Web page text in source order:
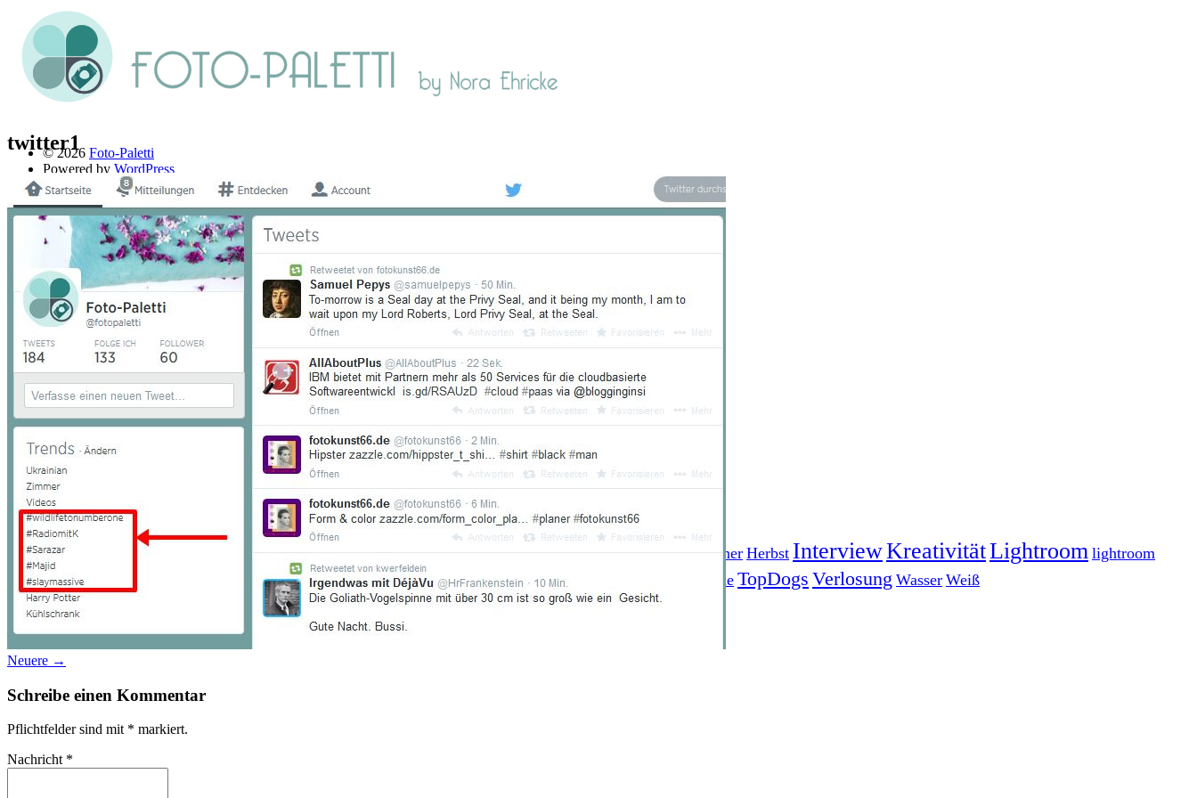
twitter1
Neuere →
Schreibe einen Kommentar
Pflichtfelder sind mit * markiert.
Nachricht *
© 2026 Foto-Paletti
Powered by WordPress
Theme: Renkon vonElmastudio
Home
Portfolio
Florales
Menschen
Stadt und Land
Weitere Fotoblogs
Über mich
Impressum
Datenschutz
TAG CLOUD
Blogparade Blumen Buchempfehlung design DIY Farben Filter Fotoprojekt Frühling Getestet Gewinner Herbst InterviewKreativitätLightroom lightroom
tipps Makro Schnee Schwarz-Weiß SEO Sommer Stockfotografie Streetfotografie TopDogs Verlosung Wasser Weiß